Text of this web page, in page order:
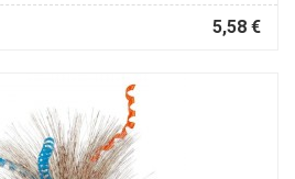
5,58 €